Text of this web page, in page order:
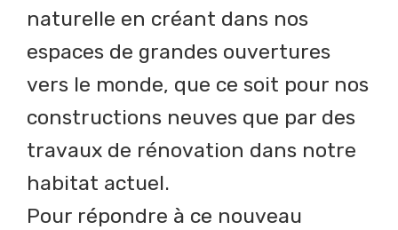
naturelle en créant dans nos
espaces de grandes ouvertures
vers le monde, que ce soit pour nos
constructions neuves que par des
travaux de rénovation dans notre
habitat actuel.
Pour répondre à ce nouveau